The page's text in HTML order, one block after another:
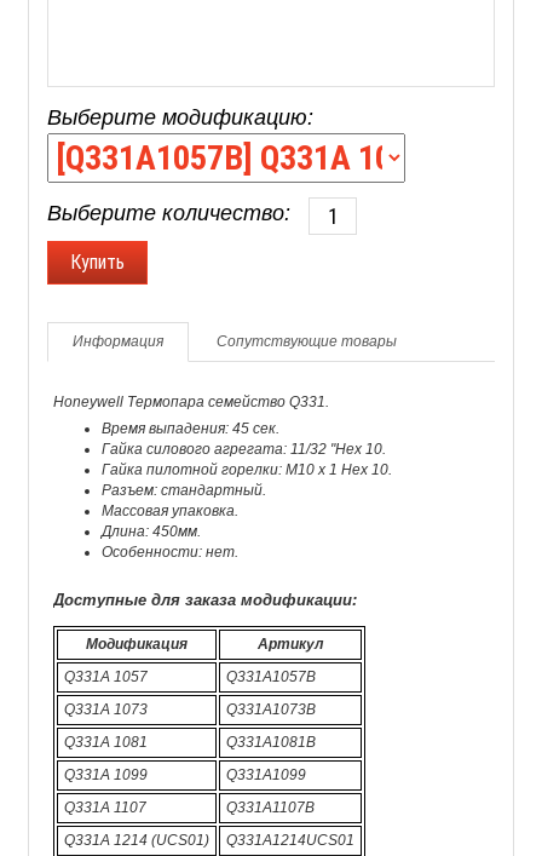
Выберите модификацию:
Выберите количество:
Информация Сопутствующие товары
Honeywell Термопара семейство Q331.
Время выпадения: 45 сек.
Гайка силового агрегата: 11/32 "Hex 10.
Гайка пилотной горелки: M10 x 1 Hex 10.
Разъем: стандартный.
Массовая упаковка.
Длина: 450мм.
Особенности: нет.
Доступные для заказа модификации:
Модификация
Артикул
Q331A 1057
Q331A1057B
Q331A 1073
Q331A1073B
Q331A 1081
Q331A1081B
Q331A 1099
Q331A1099
Q331A 1107
Q331A1107B
Q331A 1214 (UCS01)
Q331A1214UCS01